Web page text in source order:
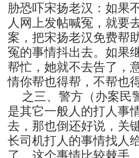
胁恐吓宋扬老汉：如果
人网上发帖喊冤，就要
案，把宋扬老汉免费帮
冤的事情抖出去。如果
帮忙，她就不去告了，
情你帮也得帮，不帮也
之三、警方（办案民
是其它一般人的打人事
去，那也倒还好说，关
长司机打人的事情找人